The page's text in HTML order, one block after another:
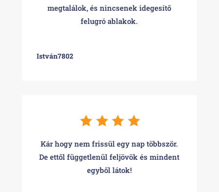
megtalálok, és nincsenek idegesítő
felugró ablakok.
István7802
Kár hogy nem frissül egy nap többször.
De ettől függetlenül feljövök és mindent
egyből látok!